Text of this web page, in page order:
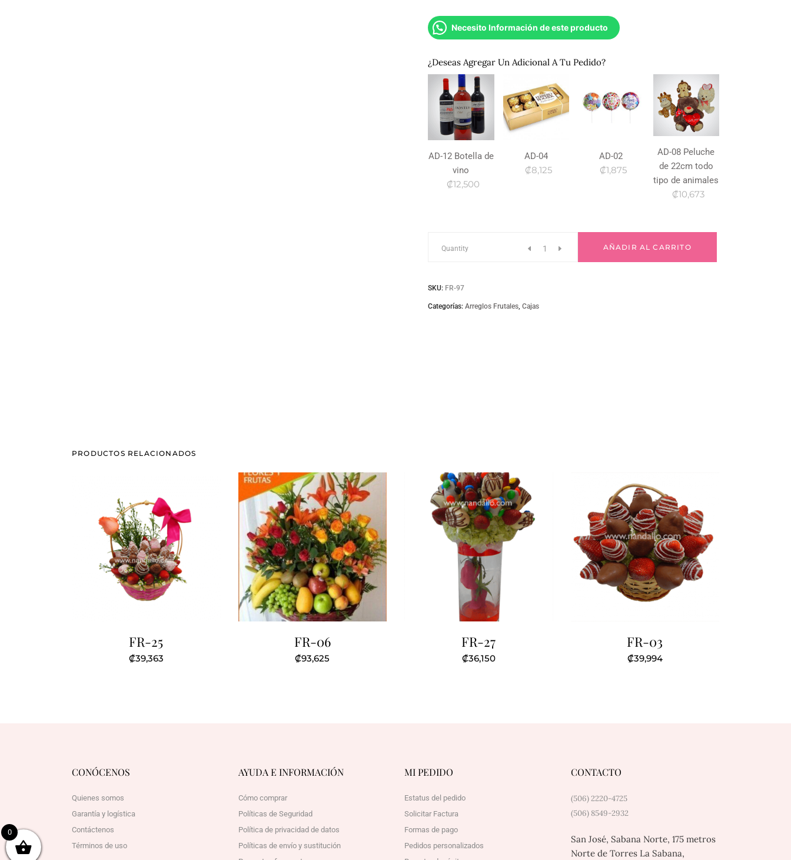
Necesito Información de este producto
¿Deseas Agregar Un Adicional A Tu Pedido?
AD-12 Botella de
vino
₡12,500
AD-04
₡8,125
AD-02
₡1,875
AD-08 Peluche
de 22cm todo
tipo de animales
₡10,673
Fr-
quantity
Quantity AÑADIR AL CARRITO
SKU: FR-97
Categorías: Arreglos Frutales, Cajas
PRODUCTOS RELACIONADOS
FR-25
₡39,363
FR-06
₡93,625
FR-27
₡36,150
FR-03
₡39,994
CONÓCENOS
Quienes somos
Garantía y logística
Contáctenos
Términos de uso
AYUDA E INFORMACIÓN
Cómo comprar
Políticas de Seguridad
Política de privacidad de datos
Políticas de envío y sustitución
MI PEDIDO
Estatus del pedido
Solicitar Factura
Formas de pago
Pedidos personalizados
CONTACTO
(506) 2220-4725
(506) 8549-2932
San José, Sabana Norte, 175 metros
Norte de Torres La Sabana,
0